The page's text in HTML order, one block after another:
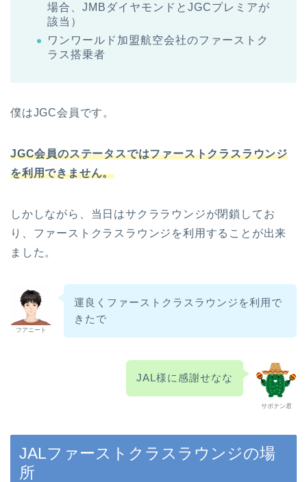
場合、JMBダイヤモンドとJGCプレミアが
該当）
ワンワールド加盟航空会社のファーストク
ラス搭乗者
僕はJGC会員です。
JGC会員のステータスではファーストクラスラウンジ
を利用できません。
しかしながら、当日はサクララウンジが閉鎖してお
り、ファーストクラスラウンジを利用することが出来
ました。
フアニート
運良くファーストクラスラウンジを利用で
きたで
サボテン君
JAL様に感謝せなな
JALファーストクラスラウンジの場
所